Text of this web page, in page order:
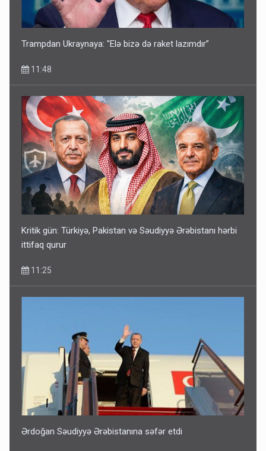
Trampdan Ukraynaya: "Elə bizə də raket lazımdır”
11:48
Kritik gün: Türkiyə, Pakistan və Səudiyyə Ərəbistanı hərbi
ittifaq qurur
11:25
Ərdoğan Səudiyyə Ərəbistanına səfər etdi